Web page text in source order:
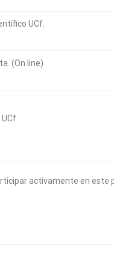
UCf.
(On line)
activamente en este